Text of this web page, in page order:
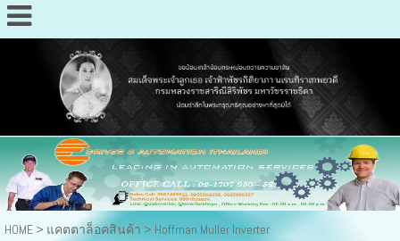
HOME> แคตตาล็อคสินค้า > Hoffman Muller Inverter